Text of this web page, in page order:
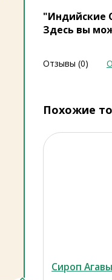
"Индийские
Здесь вы
Отзывы (0)
Похожие
Сироп